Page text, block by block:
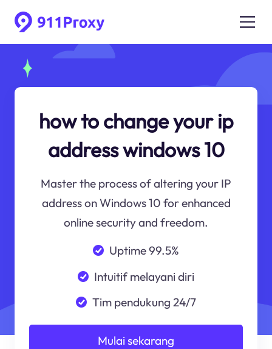
how to change your ip
address windows 10
Master the process of altering your IP
address on Windows 10 for enhanced
online security and freedom.
Uptime 99.5%
Intuitif melayani diri
Tim pendukung 24/7
Mulai sekarang